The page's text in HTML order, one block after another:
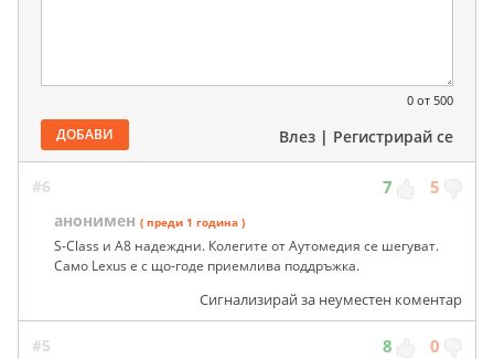
0 от 500
ДОБАВИ Влез | Регистрирай се
#6 7 5
анонимен ( преди 1 година )
S-Class и A8 надеждни. Колегите от Аутомедия се шегуват.
Само Lexus е с що-годе приемлива поддръжка.
Сигнализирай за неуместен коментар
#5 8 0